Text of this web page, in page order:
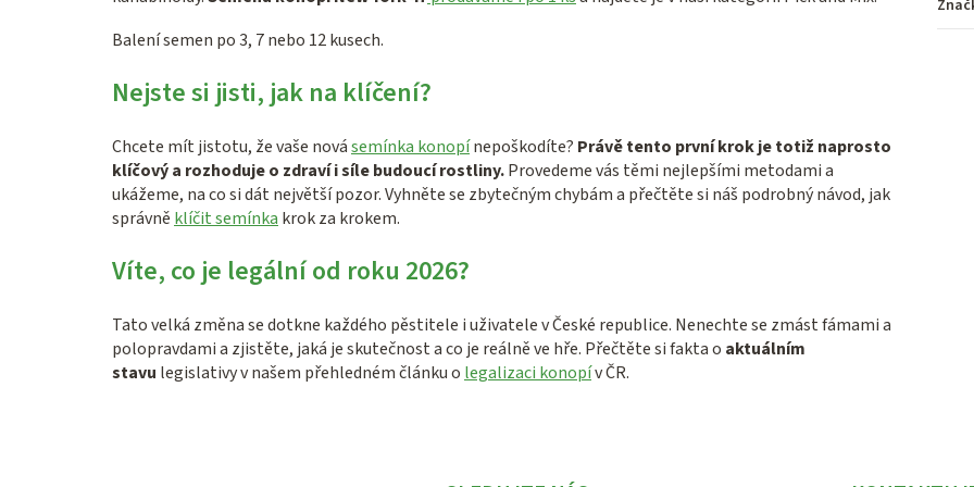
Balení semen po 3, 7 nebo 12 kusech.
Nejste si jisti, jak na klíčení?
Chcete mít jistotu, že vaše novásemínka konopínepoškodíte? Právě tento první krok je totiž naprosto
klíčový a rozhoduje o zdraví i síle budoucí rostliny.Provedeme vás těmi nejlepšími metodami a
ukážeme, na co si dát největší pozor. Vyhněte se zbytečným chybám a přečtěte si náš podrobný návod, jak
správně klíčit semínka krok za krokem.
Víte, co je legální od roku 2026?
Tato velká změna se dotkne každého pěstitele i uživatele v České republice. Nenechte se zmást fámami a
polopravdami a zjistěte, jaká je skutečnost a co je reálně ve hře. Přečtěte si fakta o aktuálním
stavu legislativy v našem přehledném článku o legalizaci konopív ČR.